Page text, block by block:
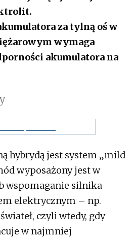
za tylną oś w
wymaga
akumulatora na
hybrydą jest system „mild
wyposażony jest w
wspomaganie silnika
elektrycznym – np.
czyli wtedy, gdy
w najmniej